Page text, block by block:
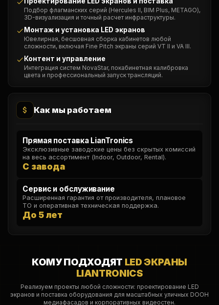
Подбор флагманских серий (Hercules II, BIM Plus, METAGO),
3D-визуализация и точный расчет инфраструктуры.
Монтаж и установка LED экранов
Ювелирная, бесшовная сборка кабинетов любой
сложности, включая Fine Pitch экраны серий VT II и VA III.
Контент и управление
Интеграция систем NovaStar, покабинетная калибровка
цвета и профессиональный запуск трансляций.
Как мы работаем
Прямая поставка LianTronics
Эксклюзивные заводские цены без скрытых комиссий
на весь ассортимент (Indoor, Outdoor, Rental).
С завода
Сервис и обслуживание
Расширенная гарантия от производителя, плановое
ТО и оперативная техническая поддержка.
До 5 лет
КОМУ ПОДХОДЯТ LED ЭКРАНЫ
LIANTRONICS
Реализуем проекты любой сложности: проектирование LED
экранов и поставка оборудования для масштабных уличных DOOH
медиафасадов и корпоративных видеостен.